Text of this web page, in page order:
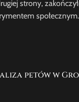
strony,
petów w